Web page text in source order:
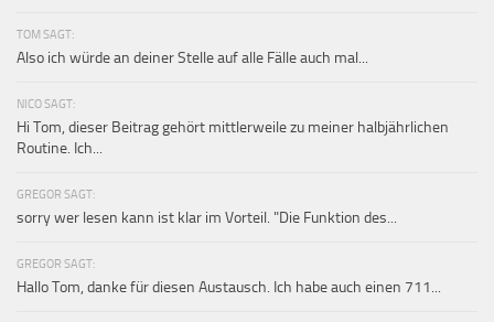
TOM SAGT:
Also ich würde an deiner Stelle auf alle Fälle auch mal...
NICO SAGT:
Hi Tom, dieser Beitrag gehört mittlerweile zu meiner halbjährlichen
Routine. Ich...
GREGOR SAGT:
sorry wer lesen kann ist klar im Vorteil. "Die Funktion des...
GREGOR SAGT:
Hallo Tom, danke für diesen Austausch. Ich habe auch einen 711...